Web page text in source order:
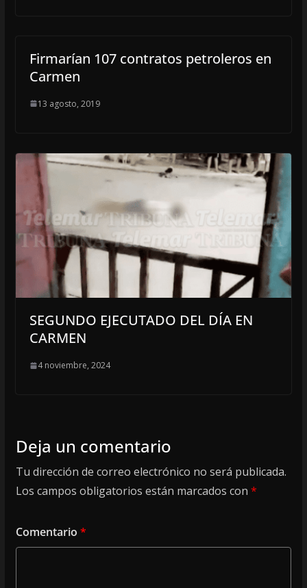
Firmarían 107 contratos petroleros en
Carmen
13 agosto, 2019
SEGUNDO EJECUTADO DEL DÍA EN
CARMEN
4 noviembre, 2024
Deja un comentario
Tu dirección de correo electrónico no será publicada.
Los campos obligatorios están marcados con *
Comentario *